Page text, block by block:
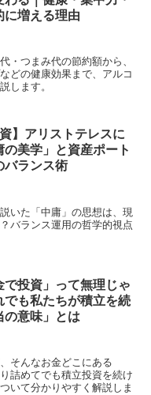
に増える理由
・つまみ代の節約額から、
どの健康効果まで、アルコ
します。
資】アリストテレスに
の美学」と資産ポート
バランス術
いた「中庸」の思想は、現
バランス運用の哲学的視点
で投資」って無理じゃ
でも私たちが積立を続
の意味」とは
そんなお金どこにある
詰めてでも積立投資を続け
いて分かりやすく解説しま